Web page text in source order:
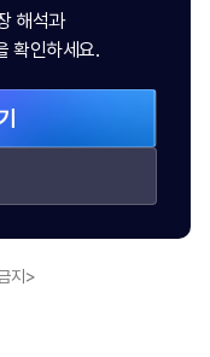
해석과
확인하세요.
지>